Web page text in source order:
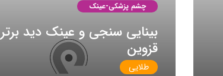
چشم پزشکی-عینک
بینایی سنجی و عینک دید برتر
قزوین
طلایی